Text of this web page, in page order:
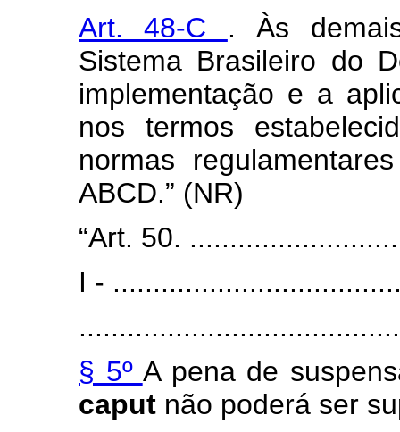
Art. 48-C . Às
Sistema Brasileiro do
implementação e a
nos termos
normas
ABCD.” (NR)
“Art. 50.
I -
§ 5º A pena de
caput não poderá ser